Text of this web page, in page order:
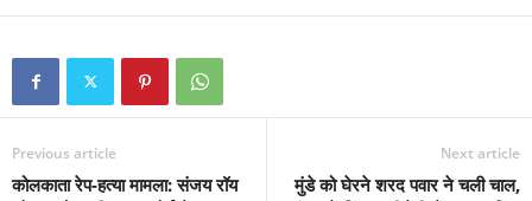
Previous article
कोलकाता रेप-हत्या मामला: संजय रॉय
Next article
मुंडे को घेरने शरद पवार ने चली चाल,